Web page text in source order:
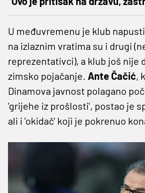
U međuvremenu je klub
na izlaznim vratima su i drugi
reprezentativci), a klub još nije
zimsko pojačanje. Ante Čačić,
Dinamova javnost polagano
'grijehe iz prošlosti', postao je
ali i 'okidač' koji je pokrenuo